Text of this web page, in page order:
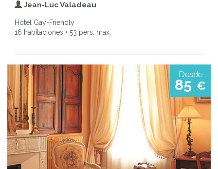
Jean-Luc Valadeau
Hotel Gay-Friendly
16 habitaciones • 53 pers. max.
Desde
85 €